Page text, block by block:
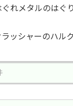
れメタルのはぐ
ッシャーのハル